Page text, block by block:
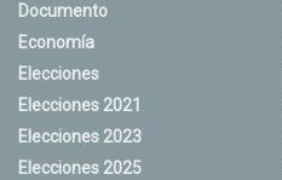
Documento
Economía
Elecciones
Elecciones 2021
Elecciones 2023
Elecciones 2025